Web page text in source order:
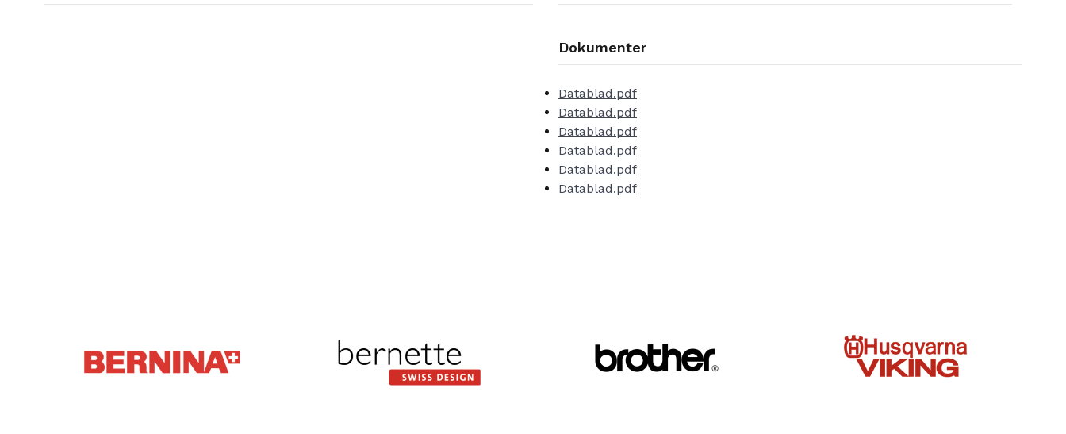
Dokumenter
Datablad.pdf
Datablad.pdf
Datablad.pdf
Datablad.pdf
Datablad.pdf
Datablad.pdf